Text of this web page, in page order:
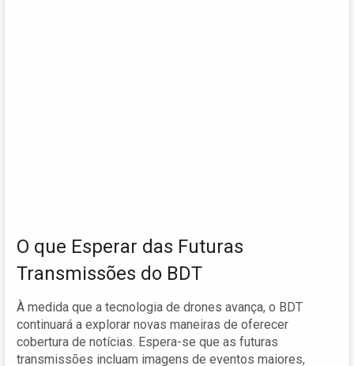
O que Esperar das Futuras
Transmissões do BDT
À medida que a tecnologia de drones avança, o BDT
continuará a explorar novas maneiras de oferecer
cobertura de notícias. Espera-se que as futuras
transmissões incluam imagens de eventos maiores,